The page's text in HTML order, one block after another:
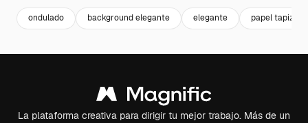
ondulado background elegante elegante papel tapiz
La plataforma creativa para dirigir tu mejor trabajo. Más de un